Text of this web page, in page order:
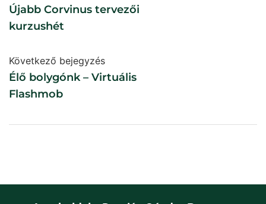
Újabb Corvinus tervezői
kurzushét
Következő bejegyzés
Élő bolygónk – Virtuális
Flashmob